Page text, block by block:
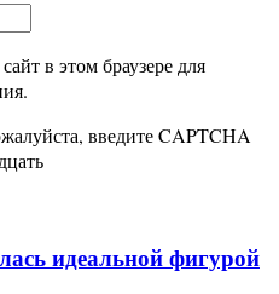
в этом браузере для
введите CAPTCHA
идеальной фигурой